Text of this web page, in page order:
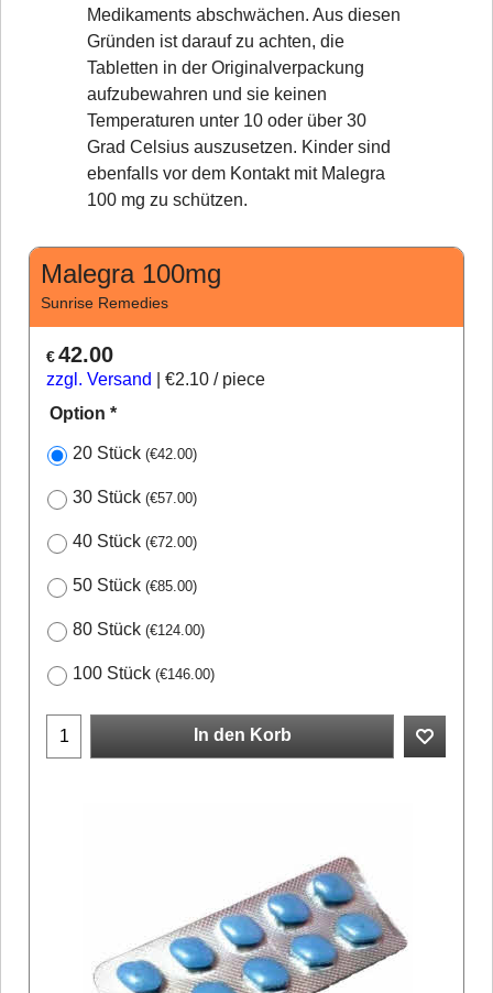
Medikaments abschwächen. Aus diesen
Gründen ist darauf zu achten, die
Tabletten in der Originalverpackung
aufzubewahren und sie keinen
Temperaturen unter 10 oder über 30
Grad Celsius auszusetzen. Kinder sind
ebenfalls vor dem Kontakt mit Malegra
100 mg zu schützen.
Malegra 100mg
Sunrise Remedies
€42.00
zzgl. Versand €2.10 / piece
Option *
20 Stück (€42.00)
30 Stück (€57.00)
40 Stück (€72.00)
50 Stück (€85.00)
80 Stück (€124.00)
100 Stück (€146.00)
In den Korb